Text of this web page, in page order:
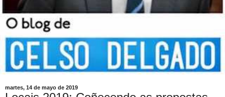
martes, 14 de mayo de 2019